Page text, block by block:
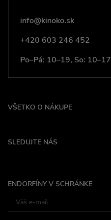
info@kinoko.sk
+420 603 246 452
Po–Pá: 10–19, So: 10–17
VŠETKO O NÁKUPE
SLEDUJTE NÁS
Facebook
ENDORFÍNY V SCHRÁNKE